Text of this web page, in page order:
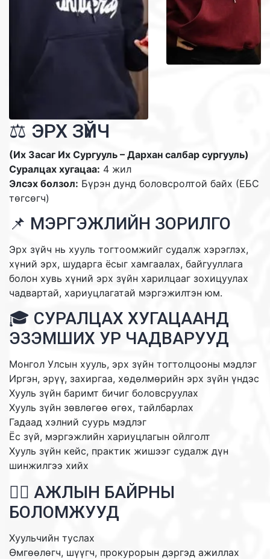
⚖️ ЭРХ ЗҮЙЧ
(Их Засаг Их Сургууль – Дархан салбар сургууль)
Суралцах хугацаа: 4 жил
Элсэх болзол: Бүрэн дунд боловсролтой байх (ЕБС
төгсөгч)
📌 МЭРГЭЖЛИЙН ЗОРИЛГО
Эрх зүйч нь хууль тогтоомжийг судалж хэрэглэх,
хүний эрх, шударга ёсыг хамгаалах, байгууллага
болон хувь хүний эрх зүйн харилцааг зохицуулах
чадвартай, хариуцлагатай мэргэжилтэн юм.
🎓 СУРАЛЦАХ ХУГАЦААНД
ЭЗЭМШИХ УР ЧАДВАРУУД
Монгол Улсын хууль, эрх зүйн тогтолцооны мэдлэг
Иргэн, эрүү, захиргаа, хөдөлмөрийн эрх зүйн үндэс
Хууль зүйн баримт бичиг боловсруулах
Хууль зүйн зөвлөгөө өгөх, тайлбарлах
Гадаад хэлний суурь мэдлэг
Ёс зүй, мэргэжлийн хариуцлагын ойлголт
Хууль зүйн кейс, практик жишээг судалж дүн
шинжилгээ хийх
🧑‍⚖️ АЖЛЫН БАЙРНЫ
БОЛОМЖУУД
Хуульчийн туслах
Өмгөөлөгч, шүүгч, прокурорын дэргэд ажиллах